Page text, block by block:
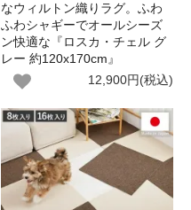
なウィルトン織りラグ。ふわ
ふわシャギーでオールシーズ
ン快適な『ロスカ・チェル グ
レー 約120x170cm』
12,900円(税込)